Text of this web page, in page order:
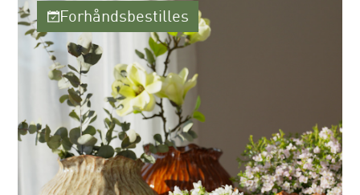
Forhåndsbestilles